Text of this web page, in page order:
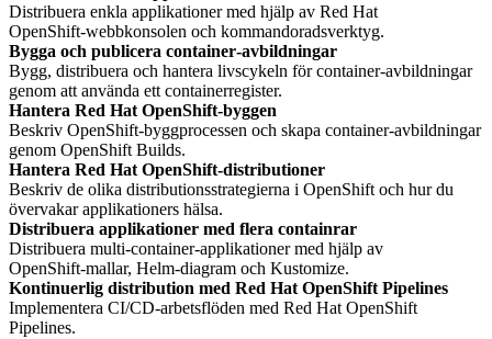
Distribuera enkla applikationer med hjälp av Red Hat
OpenShift‑webbkonsolen och kommandoradsverktyg.
Bygga och publicera container‑avbildningar
Bygg, distribuera och hantera livscykeln för container‑avbildningar
genom att använda ett containerregister.
Hantera Red Hat OpenShift‑byggen
Beskriv OpenShift‑byggprocessen och skapa container‑avbildningar
genom OpenShift Builds.
Hantera Red Hat OpenShift‑distributioner
Beskriv de olika distributionsstrategierna i OpenShift och hur du
övervakar applikationers hälsa.
Distribuera applikationer med flera containrar
Distribuera multi‑container‑applikationer med hjälp av
OpenShift‑mallar, Helm‑diagram och Kustomize.
Kontinuerlig distribution med Red Hat OpenShift Pipelines
Implementera CI/CD‑arbetsflöden med Red Hat OpenShift
Pipelines.